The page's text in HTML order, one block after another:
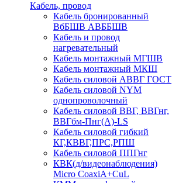
Кабель, провод
Кабель бронированный
ВбБШВ АВББШВ
Кабель и провод
нагревательный
Кабель монтажный МГШВ
Кабель монтажный МКШ
Кабель силовой АВВГ ГОСТ
Кабель силовой NYM
однопроволочный
Кабель силовой ВВГ, ВВГнг,
ВВГбм-Пнг(А)-LS
Кабель силовой гибкий
КГ,КВВГ,ПРС,РПШ
Кабель силовой ППГнг
КВК(д/видеонаблюдения)
Micro CoaxiA+CuL